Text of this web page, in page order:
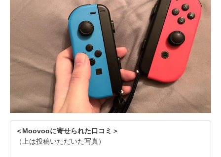
＜Moovooに寄せられた口コミ＞
（上は投稿いただいた写真）